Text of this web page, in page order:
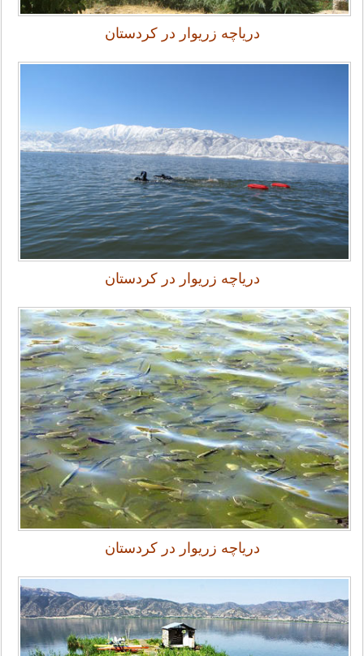
دریاچه زریوار در کردستان
دریاچه زریوار در کردستان
دریاچه زریوار در کردستان